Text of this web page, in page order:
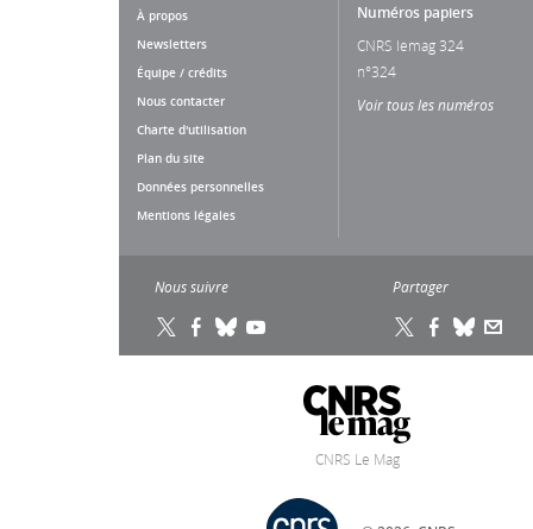
À propos
Newsletters
Équipe / crédits
Nous contacter
Charte d'utilisation
Plan du site
Données personnelles
Mentions légales
Numéros papiers
CNRS lemag 324
n°324
Voir tous les numéros
Nous suivre Partager
CNRS Le Mag